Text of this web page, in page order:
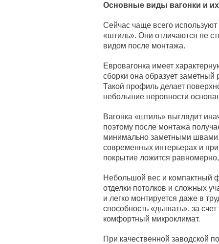
Основные виды вагонки и
Сейчас чаще всего
«штиль». Они отличаются не
видом после монтажа.
Евровагонка имеет
сборки она образует
Такой профиль делает
небольшие неровности
Вагонка «штиль» выглядит
поэтому после монтажа
минимально заметными швами.
современных интерьерах и
покрытие ложится
Небольшой вес и компактный
отделки потолков и сложных
и легко монтируется даже в
способность «дышать», за
комфортный микроклимат.
При качественной заводской